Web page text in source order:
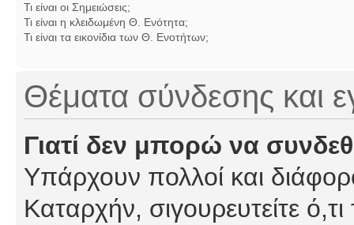
Τι είναι οι Σημειώσεις;
Τι είναι η κλειδωμένη Θ. Ενότητα;
Τι είναι τα εικονίδια των Θ. Ενοτήτων;
Θέματα σύνδεσης και
Γιατί δεν μπορώ να
Υπάρχουν πολλοί και
Καταρχήν, σιγουρευτείτε